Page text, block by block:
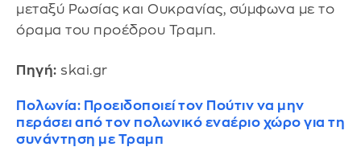
μεταξύ Ρωσίας και Ουκρανίας, σύμφωνα με το
όραμα του προέδρου Τραμπ.
Πηγή: skai.gr
Πολωνία: Προειδοποιεί τον Πούτιν να μην
περάσει από τον πολωνικό εναέριο χώρο για τη
συνάντηση με Τραμπ